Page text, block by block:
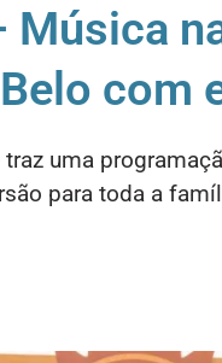
com
uma
para toda a